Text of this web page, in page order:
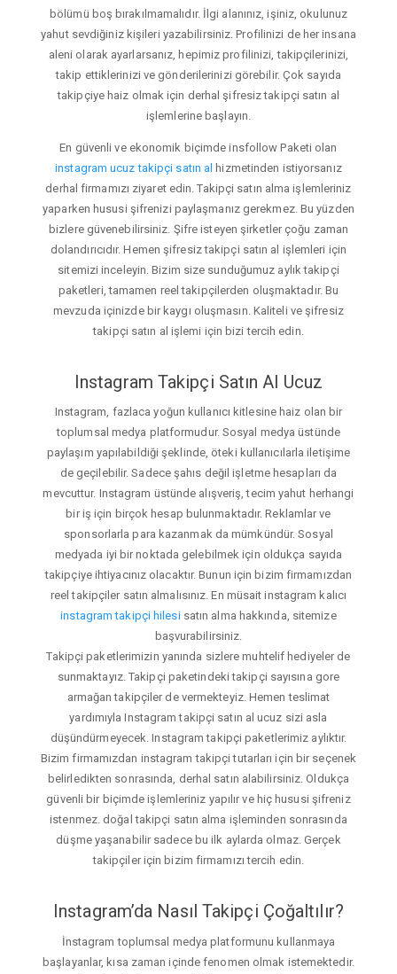
bölümü boş bırakılmamalıdır. İlgi alanınız, işiniz, okulunuz
yahut sevdiğiniz kişileri yazabilirsiniz. Profilinizi de her insana
aleni olarak ayarlarsanız, hepimiz profilinizi, takipçilerinizi,
takip ettiklerinizi ve gönderilerinizi görebilir. Çok sayıda
takipçiye haiz olmak için derhal şifresiz takipçi satın al
işlemlerine başlayın.
En güvenli ve ekonomik biçimde insfollow Paketi olan
instagram ucuz takipçi satın al hizmetinden istiyorsanız
derhal firmamızı ziyaret edin. Takipçi satın alma işlemleriniz
yaparken hususi şifrenizi paylaşmanız gerekmez. Bu yüzden
bizlere güvenebilirsiniz. Şifre isteyen şirketler çoğu zaman
dolandırıcıdır. Hemen şifresiz takipçi satın al işlemleri için
sitemizi inceleyin. Bizim size sunduğumuz aylık takipçi
paketleri, tamamen reel takipçilerden oluşmaktadır. Bu
mevzuda içinizde bir kaygı oluşmasın. Kaliteli ve şifresiz
takipçi satın al işlemi için bizi tercih edin.
Instagram Takipçi Satın Al Ucuz
Instagram, fazlaca yoğun kullanıcı kitlesine haiz olan bir
toplumsal medya platformudur. Sosyal medya üstünde
paylaşım yapılabildiği şeklinde, öteki kullanıcılarla iletişime
de geçilebilir. Sadece şahıs değil işletme hesapları da
mevcuttur. Instagram üstünde alışveriş, tecim yahut herhangi
bir iş için birçok hesap bulunmaktadır. Reklamlar ve
sponsorlarla para kazanmak da mümkündür. Sosyal
medyada iyi bir noktada gelebilmek için oldukça sayıda
takipçiye ihtiyacınız olacaktır. Bunun için bizim firmamızdan
reel takipçiler satın almalısınız. En müsait instagram kalıcı
instagram takipçi hilesisatın alma hakkında, sitemize
başvurabilirsiniz.
Takipçi paketlerimizin yanında sizlere muhtelif hediyeler de
sunmaktayız. Takipçi paketindeki takipçi sayısına gore
armağan takipçiler de vermekteyiz. Hemen teslimat
yardımıyla Instagram takipçi satın al ucuz sizi asla
düşündürmeyecek. Instagram takipçi paketlerimiz aylıktır.
Bizim firmamızdan instagram takipçi tutarları için bir seçenek
belirledikten sonrasında, derhal satın alabilirsiniz. Oldukça
güvenli bir biçimde işlemleriniz yapılır ve hiç hususi şifreniz
istenmez. doğal takipçi satın alma işleminden sonrasında
düşme yaşanabilir sadece bu ilk aylarda olmaz. Gerçek
takipçiler için bizim firmamızı tercih edin.
Instagram’da Nasıl Takipçi Çoğaltılır?
İnstagram toplumsal medya platformunu kullanmaya
başlayanlar, kısa zaman içinde fenomen olmak istemektedir.